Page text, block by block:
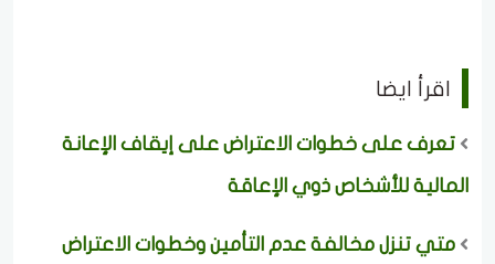
اقرأ ايضا
تعرف على خطوات الاعتراض على إيقاف الإعانة
المالية للأشخاص ذوي الإعاقة
متي تنزل مخالفة عدم التأمين وخطوات الاعتراض